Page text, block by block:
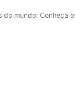
do mundo: Conheça